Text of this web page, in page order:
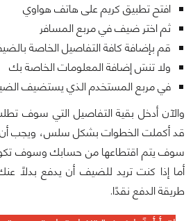
افتح تطبيق كريم على هاتف هواوي
ثم اختر ضيف في مربع المسافر
قم بإضافة كافة التفاصيل الخاصة
ولا تنسَ إضافة المعلومات الخاصة بك
في مربع المستخدم الذي يستضيف
والآن أدخل بقية التفاصيل التي سوف
قد أكملت الخطوات بشكل سلس، ويجب أن
سوف يتم اقتطاعها من حسابك وسوف
أما إذا كنت تريد للضيف أن يدفع بدلًا
طريقة الدفع نقدًا.